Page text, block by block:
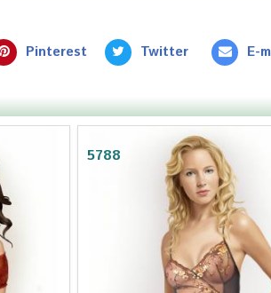
Pinterest Twitter E-
5788